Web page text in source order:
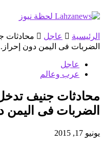
الرئيسية عاجل
الضربات فى اليمن دون
عاجل
عرب وعالم
الضربات فى اليمن
يونيو 17, 2015